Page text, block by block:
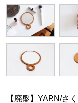
【廃盤】YARN/さ